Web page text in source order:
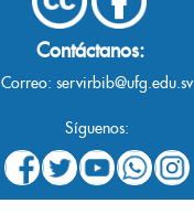
Contáctanos:
Correo: servirbib@ufg.edu.sv
Síguenos: